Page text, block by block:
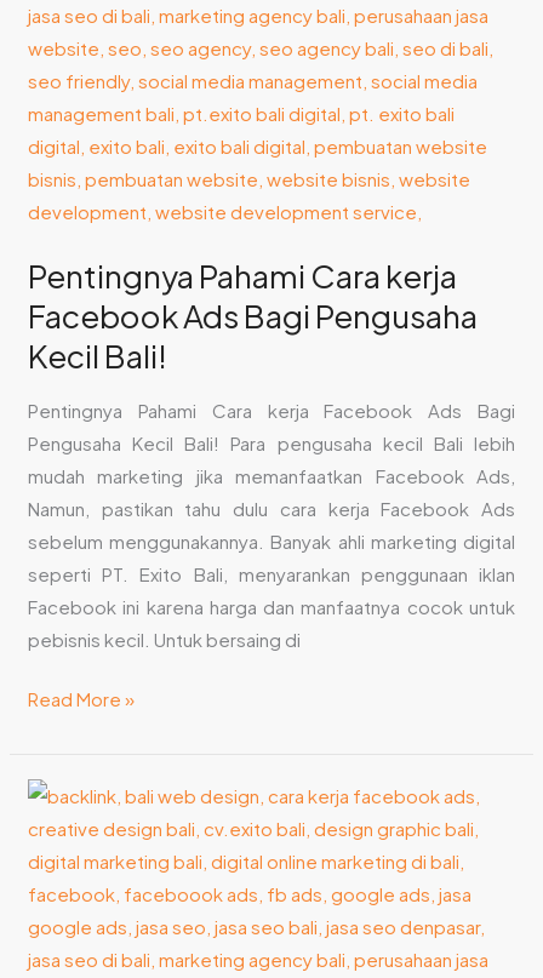
Pentingnya Pahami Cara kerja
Facebook Ads Bagi Pengusaha
Kecil Bali!
Pentingnya Pahami Cara kerja Facebook Ads Bagi
Pengusaha Kecil Bali! Para pengusaha kecil Bali lebih
mudah marketing jika memanfaatkan Facebook Ads,
Namun, pastikan tahu dulu cara kerja Facebook Ads
sebelum menggunakannya. Banyak ahli marketing digital
seperti PT. Exito Bali, menyarankan penggunaan iklan
Facebook ini karena harga dan manfaatnya cocok untuk
pebisnis kecil. Untuk bersaing di
Ads
Bagi
Pengusaha
Kecil
Bali!
Read More »
Tips
Pilih
Jasa
Pembuatan
Video
Animasi